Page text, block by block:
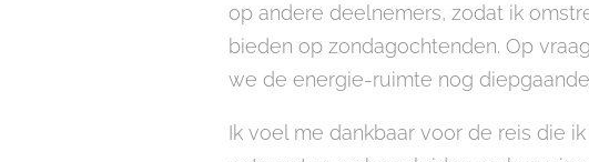
op andere deelnemers, zodat ik
bieden op zondagochtenden. Op
we de energie-ruimte nog
Ik voel me dankbaar voor de reis die